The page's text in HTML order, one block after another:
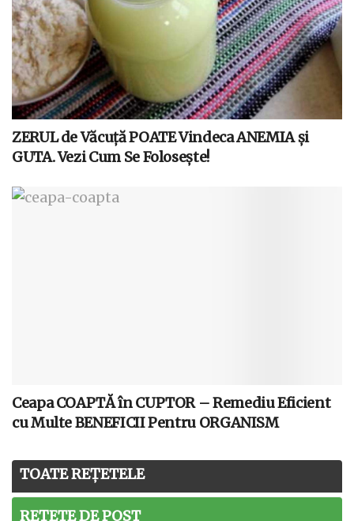
ZERUL de Văcuță POATE Vindeca ANEMIA și
GUTA. Vezi Cum Se Folosește!
Ceapa COAPTĂ în CUPTOR – Remediu Eficient
cu Multe BENEFICII Pentru ORGANISM
TOATE REȚETELE
REȚETE DE POST